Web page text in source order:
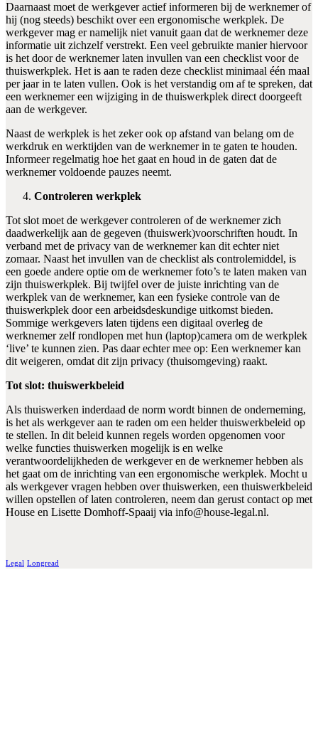
Daarnaast moet de werkgever actief informeren bij de werknemer of
hij (nog steeds) beschikt over een ergonomische werkplek. De
werkgever mag er namelijk niet vanuit gaan dat de werknemer deze
informatie uit zichzelf verstrekt. Een veel gebruikte manier hiervoor
is het door de werknemer laten invullen van een checklist voor de
thuiswerkplek. Het is aan te raden deze checklist minimaal één maal
per jaar in te laten vullen. Ook is het verstandig om af te spreken, dat
een werknemer een wijziging in de thuiswerkplek direct doorgeeft
aan de werkgever.
Naast de werkplek is het zeker ook op afstand van belang om de
werkdruk en werktijden van de werknemer in te gaten te houden.
Informeer regelmatig hoe het gaat en houd in de gaten dat de
werknemer voldoende pauzes neemt.
Controleren werkplek
Tot slot moet de werkgever controleren of de werknemer zich
daadwerkelijk aan de gegeven (thuiswerk)voorschriften houdt. In
verband met de privacy van de werknemer kan dit echter niet
zomaar. Naast het invullen van de checklist als controlemiddel, is
een goede andere optie om de werknemer foto’s te laten maken van
zijn thuiswerkplek. Bij twijfel over de juiste inrichting van de
werkplek van de werknemer, kan een fysieke controle van de
thuiswerkplek door een arbeidsdeskundige uitkomst bieden.
Sommige werkgevers laten tijdens een digitaal overleg de
werknemer zelf rondlopen met hun (laptop)camera om de werkplek
‘live’ te kunnen zien. Pas daar echter mee op: Een werknemer kan
dit weigeren, omdat dit zijn privacy (thuisomgeving) raakt.
Tot slot: thuiswerkbeleid
Als thuiswerken inderdaad de norm wordt binnen de onderneming,
is het als werkgever aan te raden om een helder thuiswerkbeleid op
te stellen. In dit beleid kunnen regels worden opgenomen voor
welke functies thuiswerken mogelijk is en welke
verantwoordelijkheden de werkgever en de werknemer hebben als
het gaat om de inrichting van een ergonomische werkplek. Mocht u
als werkgever vragen hebben over thuiswerken, een thuiswerkbeleid
willen opstellen of laten controleren, neem dan gerust contact op met
House en Lisette Domhoff-Spaaij via info@house-legal.nl.
Legal Longread